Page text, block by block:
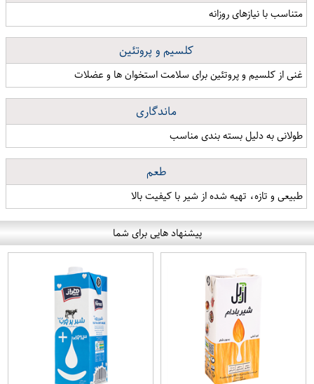
متناسب با نیازهای روزانه
کلسیم و پروتئین
غنی از کلسیم و پروتئین برای سلامت استخوان ها و عضلات
ماندگاری
طولانی به دلیل بسته بندی مناسب
طعم
طبیعی و تازه، تهیه شده از شیر با کیفیت بالا
پیشنهاد هایی برای شما